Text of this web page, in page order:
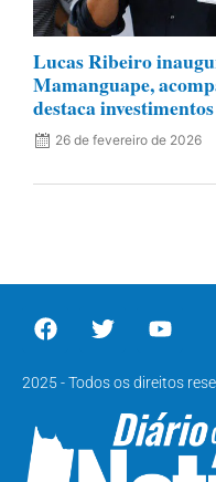
Lucas Ribeiro
Mamanguape,
destaca
26 de fevereiro de 2026
2025 - Todos os direitos